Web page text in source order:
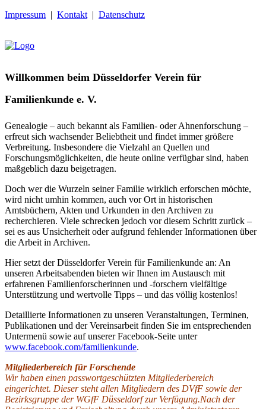
Impressum | Kontakt | Datenschutz
Willkommen beim Düsseldorfer Verein für
Familienkunde e. V.
Genealogie – auch bekannt als Familien- oder Ahnenforschung –
erfreut sich wachsender Beliebtheit und findet immer größere
Verbreitung. Insbesondere die Vielzahl an Quellen und
Forschungsmöglichkeiten, die heute online verfügbar sind, haben
maßgeblich dazu beigetragen.
Doch wer die Wurzeln seiner Familie wirklich erforschen möchte,
wird nicht umhin kommen, auch vor Ort in historischen
Amtsbüchern, Akten und Urkunden in den Archiven zu
recherchieren. Viele schrecken jedoch vor diesem Schritt zurück –
sei es aus Unsicherheit oder aufgrund fehlender Informationen über
die Arbeit in Archiven.
Hier setzt der Düsseldorfer Verein für Familienkunde an: An
unseren Arbeitsabenden bieten wir Ihnen im Austausch mit
erfahrenen Familienforscherinnen und -forschern vielfältige
Unterstützung und wertvolle Tipps – und das völlig kostenlos!
Detaillierte Informationen zu unseren Veranstaltungen, Terminen,
Publikationen und der Vereinsarbeit finden Sie im entsprechenden
Untermenü sowie auf unserer Facebook-Seite unter
www.facebook.com/familienkunde.
Mitgliederbereich für Forschende
Wir haben einen passwortgeschützten Mitgliederbereich
eingerichtet. Dieser steht allen Mitgliedern des DVfF sowie der
Bezirksgruppe der WGfF Düsseldorf zur Verfügung.Nach der